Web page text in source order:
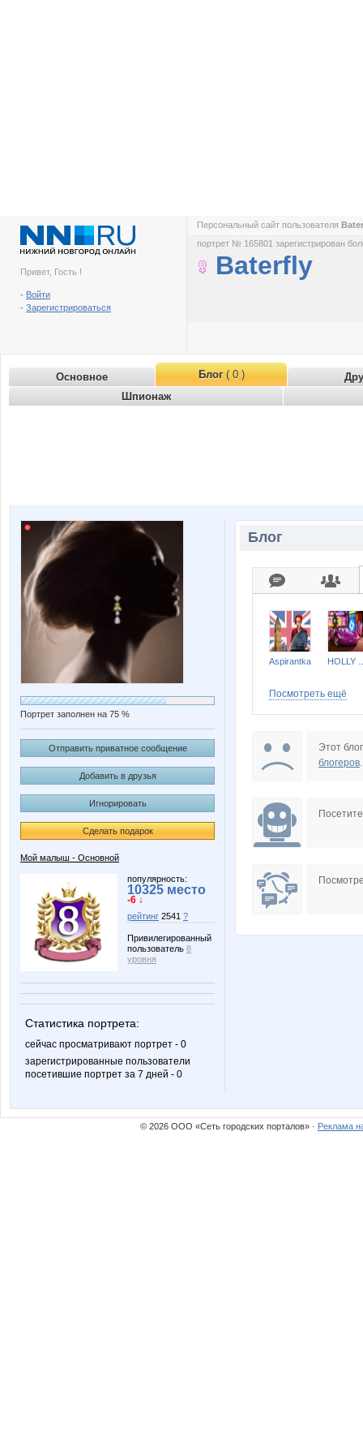
Привет, Гость !
- Войти
- Зарегистрироваться
Персональный сайт пользователя
портрет № 165801 зарегистрирован
Baterfly
Основное Блог( 0 )
Шпионаж
Портрет заполнен на 75 %
Отправить приватное сообщение
Добавить в друзья
Игнорировать
Сделать подарок
Мой малыш - Основной
популярность:
10325 место
-6 ↓
рейтинг 2541 ?
Привилегированный
пользователь 8
уровня
Статистика портрета:
сейчас просматривают портрет - 0
зарегистрированные пользователи
посетившие портрет за 7 дней - 0
Блог
Aspirantka
Посмотреть ещё
Этот
блогеров.
© 2026 ООО «Сеть городских порталов» · Реклама